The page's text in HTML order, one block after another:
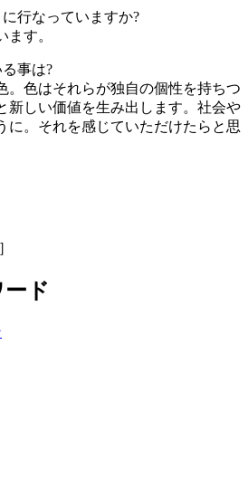
行なっていますか?
す。
事は?
。色はそれらが独自の個性を持ちつ
新しい価値を生み出します。社会や
に。それを感じていただけたらと思
ド